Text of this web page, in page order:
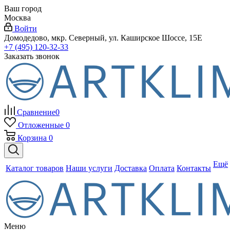
Ваш город
Москва
Войти
Домодедово, мкр. Северный, ул. Каширское Шоссе, 15Е
+7 (495) 120-32-33
Заказать звонок
Сравнение0
Отложенные 0
Корзина 0
Каталог товаров Наши услуги Доставка Оплата Контакты Ещё
Меню